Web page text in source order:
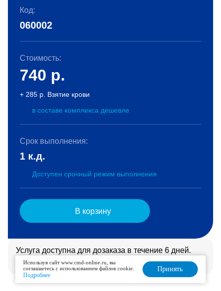
Код:
060002
Стоимость:
740 р.
+ 285 р. Взятие крови
в составе комплекса дешевле
Срок выполнения:
1 к.д.
Доступен срочный режим выполнения
В корзину
Услуга доступна для дозаказа в течение 6 дней.
Подробнее
Используя сайт www.cmd-online.ru, вы
соглашаетесь с использованием файлов cookie.
Подробнее
Принять